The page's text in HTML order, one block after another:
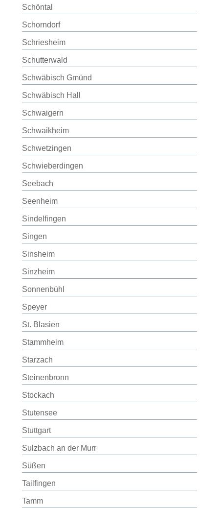
Schöntal
Schorndorf
Schriesheim
Schutterwald
Schwäbisch Gmünd
Schwäbisch Hall
Schwaigern
Schwaikheim
Schwetzingen
Schwieberdingen
Seebach
Seenheim
Sindelfingen
Singen
Sinsheim
Sinzheim
Sonnenbühl
Speyer
St. Blasien
Stammheim
Starzach
Steinenbronn
Stockach
Stutensee
Stuttgart
Sulzbach an der Murr
Süßen
Tailfingen
Tamm